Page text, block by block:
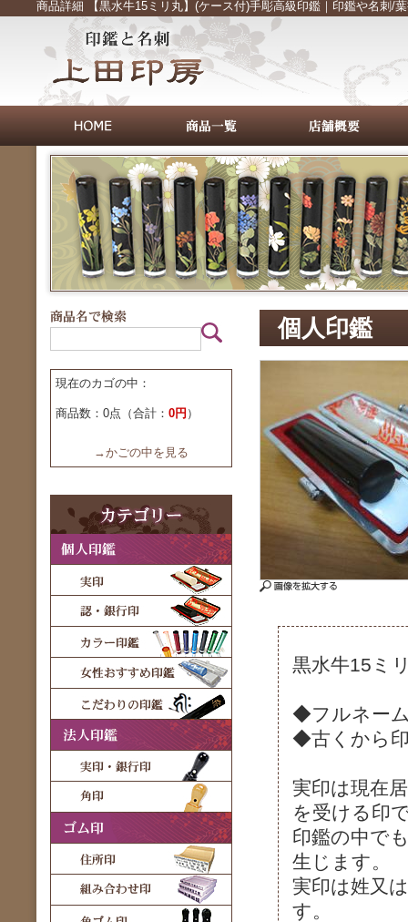
商品詳細 【黒水牛15ミリ丸】(ケース付)手彫高級印鑑｜印鑑や名刺/
現在のカゴの中：
商品数：0点（合計： 0円 ）
→かごの中を見る
個人印鑑
黒水牛15ミ
◆フルネー
◆古くから
実印は現在
を受ける印
印鑑の中で
生じます。
実印は姓又
す。